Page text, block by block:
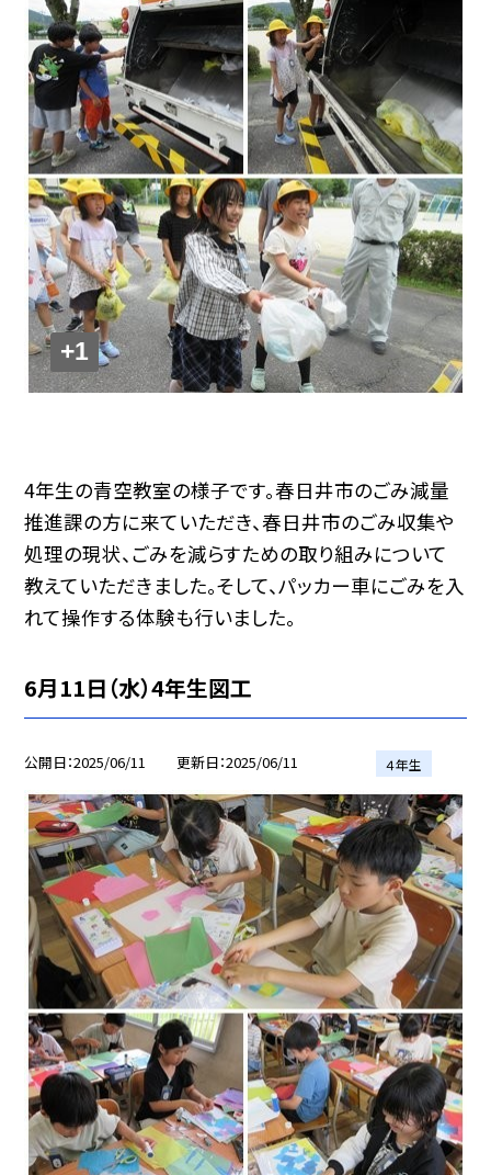
+1
4年生の青空教室の様子です。春日井市のごみ減量
推進課の方に来ていただき、春日井市のごみ収集や
処理の現状、ごみを減らすための取り組みについて
教えていただきました。そして、パッカー車にごみを入
れて操作する体験も行いました。
6月11日（水）4年生図工
公開日 2025/06/11 更新日 2025/06/11 ４年生